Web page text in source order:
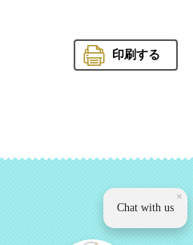
印刷する
観光いば
×
Chat with us